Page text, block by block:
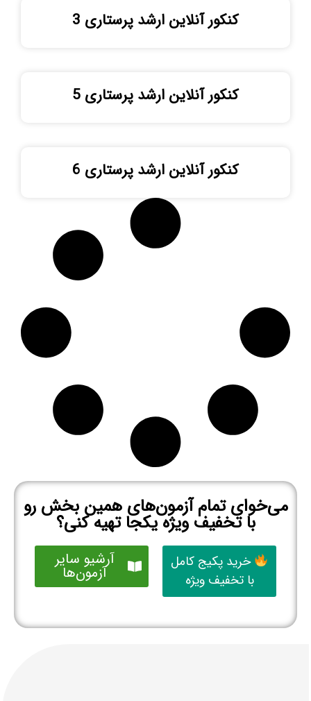
کنکور آنلاین ارشد پرستاری 3
کنکور آنلاین ارشد پرستاری 5
کنکور آنلاین ارشد پرستاری 6
می‌خوای تمام آزمون‌های همین بخش رو
با تخفیف ویژه یکجا تهیه کنی؟
خرید پکیج کامل
با تخفیف ویژه
آرشیو سایر
آزمون‌ها